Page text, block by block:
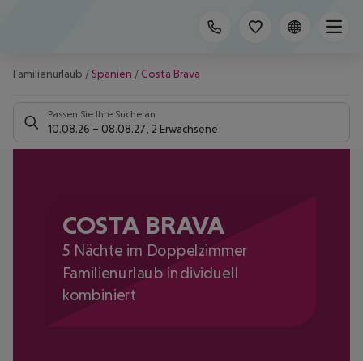
Familienurlaub / Spanien / Costa Brava
Passen Sie Ihre Suche an
10.08.26 – 08.08.27 2 Erwachsene
COSTA BRAVA
5 Nächte im Doppelzimmer
Familienurlaub individuell
kombiniert